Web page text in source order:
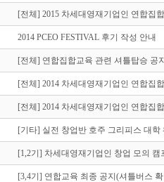
[전체] 2015 차세대영재기업인 연합집
2014 PCEO FESTIVAL 후기 작성 안내
[전체] 연합집합교육 관련 셔틀탑승 공
[전체] 2014 차세대영재기업인 연합집
[전체] 2014 차세대영재기업인 연합집
[기타] 실전 창업반 호주 그리피스 대학
[ 1,2기] 차세대영재기업인 창업 모의
[3,4기] 연합교육 최종 공지(셔틀버스